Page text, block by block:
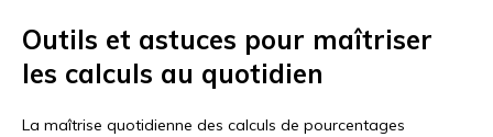
Outils et astuces pour maîtriser
les calculs au quotidien
La maîtrise quotidienne des calculs de pourcentages